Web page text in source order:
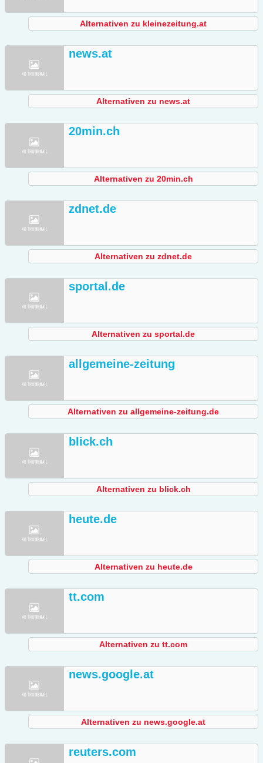
Alternativen zu kleinezeitung.at
news.at
Alternativen zu news.at
20min.ch
Alternativen zu 20min.ch
zdnet.de
Alternativen zu zdnet.de
sportal.de
Alternativen zu sportal.de
allgemeine-zeitung
Alternativen zu allgemeine-zeitung.de
blick.ch
Alternativen zu blick.ch
heute.de
Alternativen zu heute.de
tt.com
Alternativen zu tt.com
news.google.at
Alternativen zu news.google.at
reuters.com